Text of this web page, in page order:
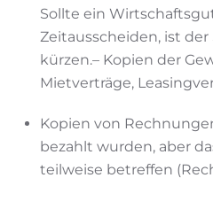
Sollte ein
Zeitausscheiden, ist
kürzen.– Kopien der
Mietverträge,
Kopien von
bezahlt wurden, aber
teilweise betreffen